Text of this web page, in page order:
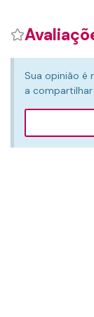
Sua opinião é
a